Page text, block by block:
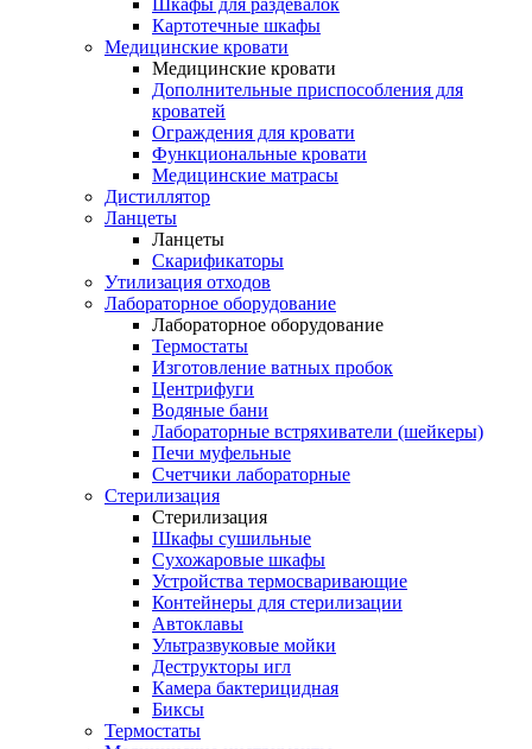
Шкафы для раздевалок
Картотечные шкафы
Медицинские кровати
Медицинские кровати
Дополнительные приспособления для
кроватей
Ограждения для кровати
Функциональные кровати
Медицинские матрасы
Дистиллятор
Ланцеты
Ланцеты
Скарификаторы
Утилизация отходов
Лабораторное оборудование
Лабораторное оборудование
Термостаты
Изготовление ватных пробок
Центрифуги
Водяные бани
Лабораторные встряхиватели (шейкеры)
Печи муфельные
Счетчики лабораторные
Стерилизация
Стерилизация
Шкафы сушильные
Сухожаровые шкафы
Устройства термосваривающие
Контейнеры для стерилизации
Автоклавы
Ультразвуковые мойки
Деструкторы игл
Камера бактерицидная
Биксы
Термостаты